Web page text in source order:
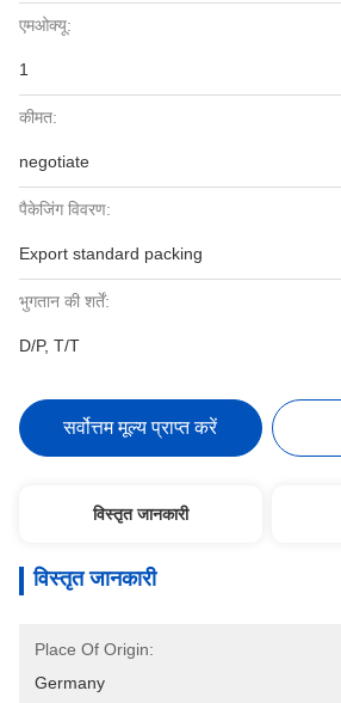
एमओक्यू:
1
कीमत:
negotiate
पैकेजिंग विवरण:
Export standard packing
भुगतान की शर्तें:
D/P, T/T
सर्वोत्तम मूल्य प्राप्त करें
विस्तृत जानकारी
विस्तृत जानकारी
Place Of Origin:
Germany